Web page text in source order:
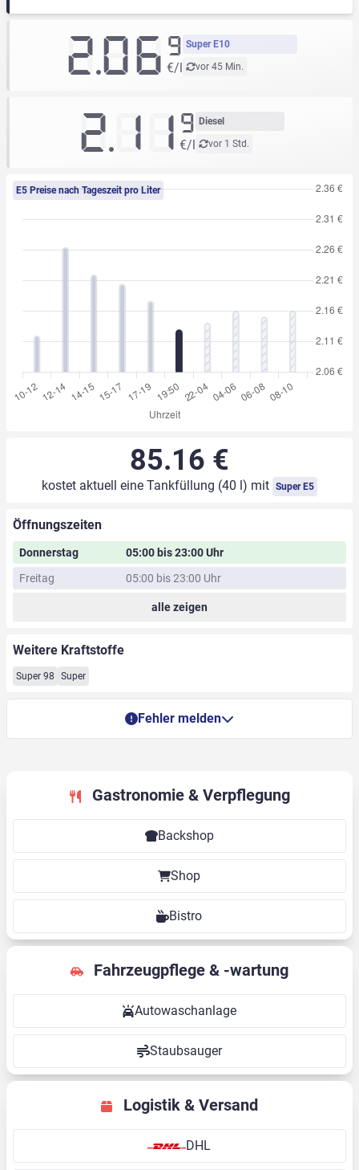
Super E10
vor 45 Min.
2.06 9
€/l
Diesel
vor 1 Std.
2.11 9
€/l
E5 Preise nach Tageszeit pro Liter
85.16 €
kostet aktuell eine Tankfüllung (40 l) mit Super E5
Öffnungszeiten
Donnerstag
05:00 bis 23:00 Uhr
Freitag
05:00 bis 23:00 Uhr
alle zeigen
Weitere Kraftstoffe
Super 98 Super
Fehler melden
Gastronomie & Verpflegung
Backshop
Shop
Bistro
Fahrzeugpflege & -wartung
Autowaschanlage
Staubsauger
Logistik & Versand
DHL